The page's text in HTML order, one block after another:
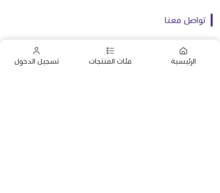
الرئيسية فئات المنتجات تسجيل الدخول
تواصل معنا
+966592161395
+966592161395